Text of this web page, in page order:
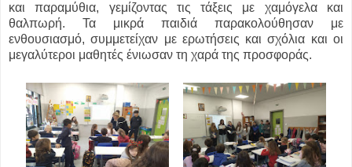
και παραμύθια, γεμίζοντας τις τάξεις με χαμόγελα και
θαλπωρή. Τα μικρά παιδιά παρακολούθησαν με
ενθουσιασμό, συμμετείχαν με ερωτήσεις και σχόλια και οι
μεγαλύτεροι μαθητές ένιωσαν τη χαρά της προσφοράς.